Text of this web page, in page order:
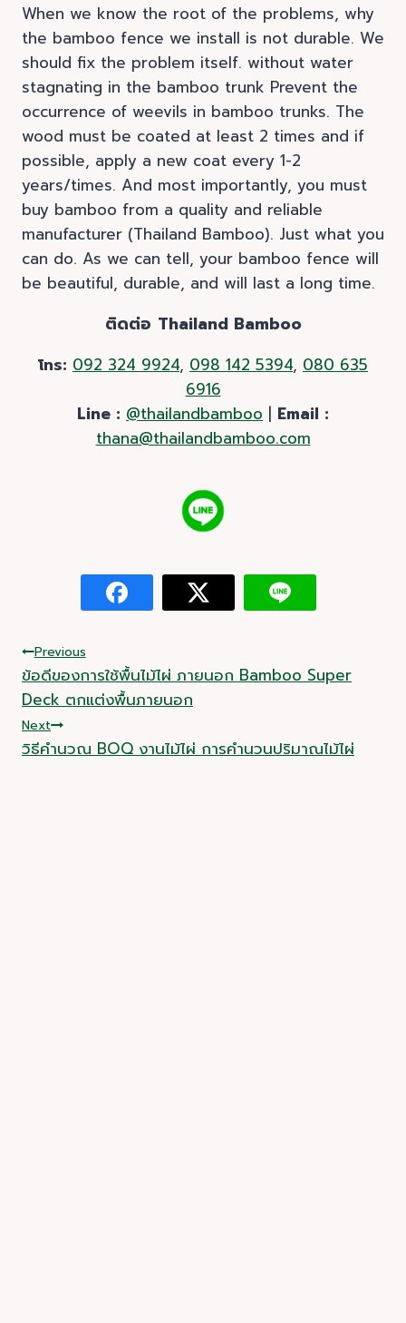
When we know the root of the problems, why
the bamboo fence we install is not durable. We
should fix the problem itself. without water
stagnating in the bamboo trunk Prevent the
occurrence of weevils in bamboo trunks. The
wood must be coated at least 2 times and if
possible, apply a new coat every 1-2
years/times. And most importantly, you must
buy bamboo from a quality and reliable
manufacturer (Thailand Bamboo). Just what you
can do. As we can tell, your bamboo fence will
be beautiful, durable, and will last a long time.
ติดต่อ Thailand Bamboo
โทร: 092 324 9924, 098 142 5394, 080 635
6916
Line : @thailandbamboo | Email :
thana@thailandbamboo.com
Post
navigation
Previous
ข้อดีของการใช้พื้นไม้ไผ่ ภายนอก Bamboo Super
Deck ตกแต่งพื้นภายนอก
Next
วิธีคำนวณ BOQ งานไม้ไผ่ การคำนวนปริมาณไม้ไผ่